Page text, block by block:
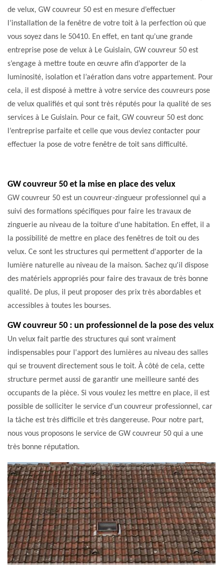
de velux, GW couvreur 50 est en mesure d’effectuer
l’installation de la fenêtre de votre toit à la perfection où que
vous soyez dans le 50410. En effet, en tant qu’une grande
entreprise pose de velux à Le Guislain, GW couvreur 50 est
s’engage à mettre toute en œuvre afin d’apporter de la
luminosité, isolation et l’aération dans votre appartement. Pour
cela, il est disposé à mettre à votre service des couvreurs pose
de velux qualifiés et qui sont très réputés pour la qualité de ses
services à Le Guislain. Pour ce fait, GW couvreur 50 est donc
l’entreprise parfaite et celle que vous deviez contacter pour
effectuer la pose de votre fenêtre de toit sans difficulté.
GW couvreur 50 et la mise en place des velux
GW couvreur 50 est un couvreur-zingueur professionnel qui a
suivi des formations spécifiques pour faire les travaux de
zinguerie au niveau de la toiture d'une habitation. En effet, il a
la possibilité de mettre en place des fenêtres de toit ou des
velux. Ce sont les structures qui permettent d'apporter de la
lumière naturelle au niveau de la maison. Sachez qu'il dispose
des matériels appropriés pour faire des travaux de très bonne
qualité. De plus, il peut proposer des prix très abordables et
accessibles à toutes les bourses.
GW couvreur 50 : un professionnel de la pose des velux
Un velux fait partie des structures qui sont vraiment
indispensables pour l'apport des lumières au niveau des salles
qui se trouvent directement sous le toit. À côté de cela, cette
structure permet aussi de garantir une meilleure santé des
occupants de la pièce. Si vous voulez les mettre en place, il est
possible de solliciter le service d'un couvreur professionnel, car
la tâche est très difficile et très dangereuse. Pour notre part,
nous vous proposons le service de GW couvreur 50 qui a une
très bonne réputation.